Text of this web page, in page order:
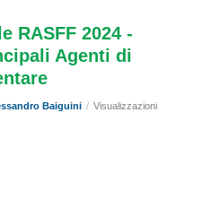
RASFF 2024 -
Agenti di
Baiguini / Visualizzazioni